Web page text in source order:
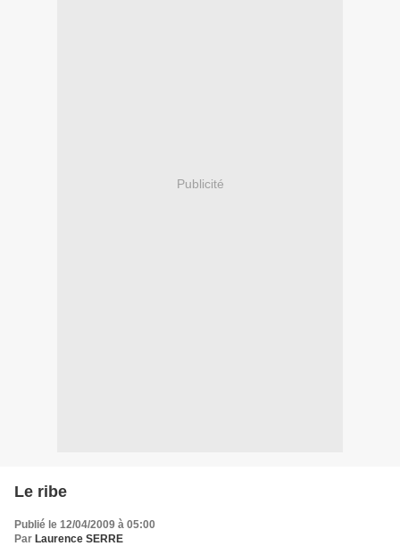
Publicité
Le ribe
Publié le 12/04/2009 à 05:00
Par Laurence SERRE